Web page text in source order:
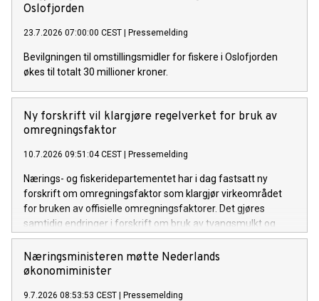
Oslofjorden
23.7.2026 07:00:00 CEST Pressemelding
Bevilgningen til omstillingsmidler for fiskere i Oslofjorden
økes til totalt 30 millioner kroner.
Ny forskrift vil klargjøre regelverket for bruk av
omregningsfaktor
10.7.2026 09:51:04 CEST Pressemelding
Nærings- og fiskeridepartementet har i dag fastsatt ny
forskrift om omregningsfaktor som klargjør virkeområdet
for bruken av offisielle omregningsfaktorer. Det gjøres
samtidig endringer i forskrift om bruk av tvangsmulkt og
overtredelsesgebyr ved brudd på havressurslova og
deltakerloven, i tråd med sanksjonsreglene i den nye
forskriften.
Næringsministeren møtte Nederlands
økonomiminister
9.7.2026 08:53:53 CEST Pressemelding